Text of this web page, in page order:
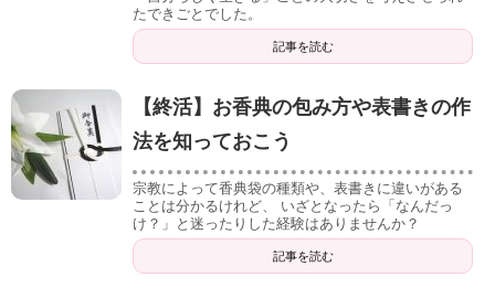
たできごとでした。
記事を読む
【終活】お香典の包み方や表書きの作
法を知っておこう
宗教によって香典袋の種類や、表書きに違いがある
ことは分かるけれど、 いざとなったら「なんだっ
け？」と迷ったりした経験はありませんか？
記事を読む